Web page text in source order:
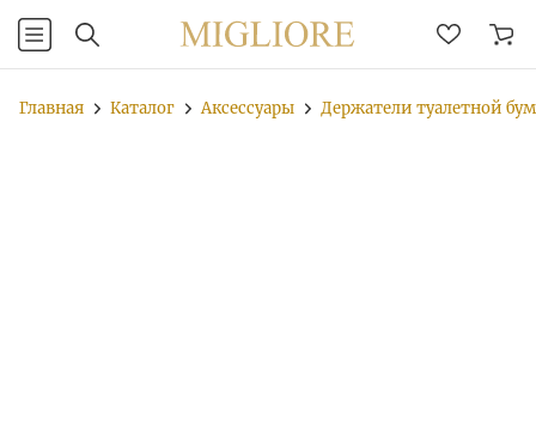
Главная Каталог Аксессуары Держатели туалетной